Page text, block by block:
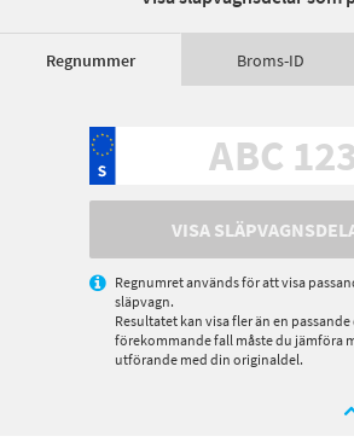
Regnummer Broms-ID
VISA
Regnumret används för att visa
släpvagn.
Resultatet kan visa fler än en passande
förekommande fall måste du jämföra
utförande med din originaldel.